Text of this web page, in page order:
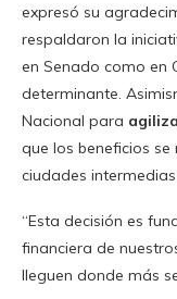
expresó su
respaldaron la
en Senado como en
determinante.
Nacional para
que los beneficios
ciudades intermedias
“Esta decisión es
financiera de
lleguen donde más